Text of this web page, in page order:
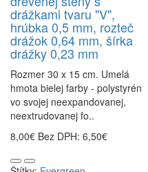
drážkami tvaru "V",
hrúbka 0,5 mm, rozteč
drážok 0,64 mm, šírka
drážky 0,23 mm
Rozmer 30 x 15 cm. Umelá
hmota bielej farby - polystyrén
vo svojej neexpandovanej,
neextrudovanej fo..
8,00€ Bez DPH: 6,50€